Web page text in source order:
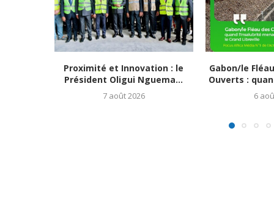
Proximité et Innovation : le
Président Oligui Nguema...
7 août 2026
Gabon/le
Ouverts :
6